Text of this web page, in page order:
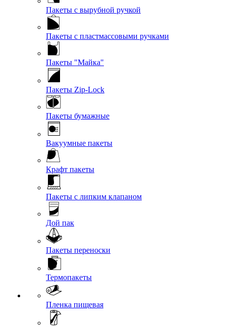
Пакеты с вырубной ручкой
Пакеты с пластмассовыми ручками
Пакеты "Майка"
Пакеты Zip-Lock
Пакеты бумажные
Вакуумные пакеты
Крафт пакеты
Пакеты с липким клапаном
Дой пак
Пакеты переноски
Термопакеты
Пленка пищевая